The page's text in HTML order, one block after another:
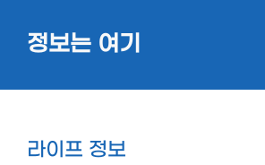
정보는 여기
라이프 정보